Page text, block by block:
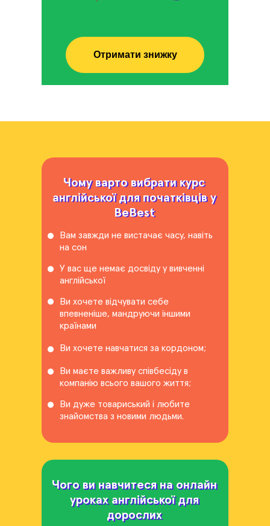
Отримати знижку
Чому варто вибрати курс
англійської для початківців у
BeBest
Чому варто вибрати курс
англійської для початківців у
BeBest
Чого ви навчитеся на онлайн
уроках англійської для
дорослих
Чого ви навчитеся на онлайн
уроках англійської для
дорослих
Вам завжди не вистачає часу, навіть
на сон
У вас ще немає досвіду у вивченні
англійської
Ви хочете відчувати себе
впевненіше, мандруючи іншими
країнами
Ви хочете навчатися за кордоном;
Ви маєте важливу співбесіду в
компанію всього вашого життя;
Ви дуже товариський і любите
знайомства з новими людьми.